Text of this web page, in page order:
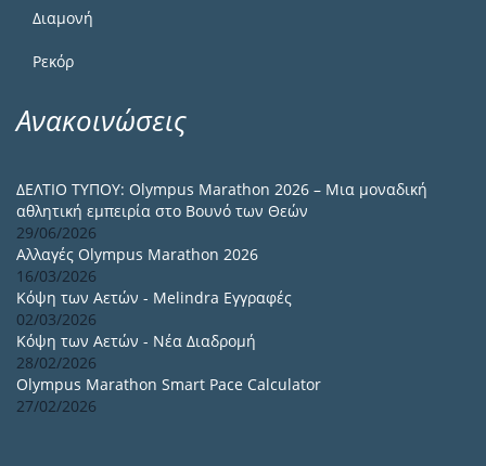
Διαμονή
Ρεκόρ
Ανακοινώσεις
ΔΕΛΤΙΟ ΤΥΠΟΥ: Olympus Marathon 2026 – Μια μοναδική
αθλητική εμπειρία στο Βουνό των Θεών
29/06/2026
Αλλαγές Olympus Marathon 2026
16/03/2026
Κόψη των Αετών - Melindra Εγγραφές
02/03/2026
Κόψη των Αετών - Νέα Διαδρομή
28/02/2026
Olympus Marathon Smart Pace Calculator
27/02/2026